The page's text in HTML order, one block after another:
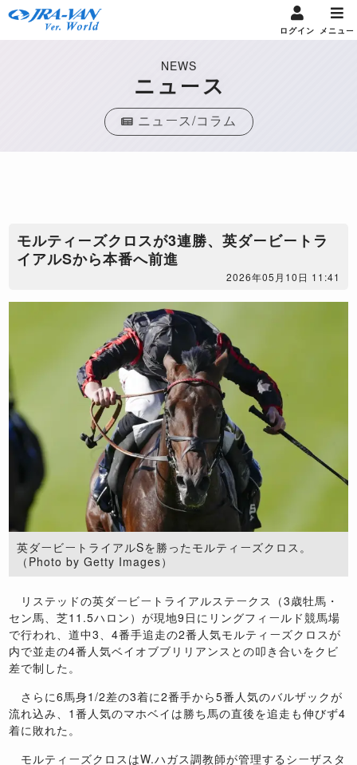
ログイン メニュー
NEWS
ニュース
ニュース/コラム
モルティーズクロスが3連勝、英ダービートラ
イアルSから本番へ前進
2026年05月10日 11:41
英ダービートライアルSを勝ったモルティーズクロス。
（Photo by Getty Images）
リステッドの英ダービートライアルステークス（3歳牡馬・
セン馬、芝11.5ハロン）が現地9日にリングフィールド競馬場
で行われ、道中3、4番手追走の2番人気モルティーズクロスが
内で並走の4番人気ベイオブブリリアンスとの叩き合いをクビ
差で制した。
さらに6馬身1/2差の3着に2番手から5番人気のバルザックが
流れ込み、1番人気のマホベイは勝ち馬の直後を追走も伸びず4
着に敗れた。
モルティーズクロスはW.ハガス調教師が管理するシーザスタ